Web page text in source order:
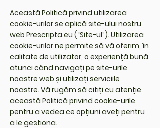
Această Politică privind utilizarea
cookie-urilor se aplică site-ului nostru
web Prescripta.eu (“Site-ul”). Utilizarea
cookie-urilor ne permite să vă oferim, în
calitate de utilizator, o experiență bună
atunci când navigați pe site-urile
noastre web și utilizați serviciile
noastre. Vă rugăm să citiți cu atenție
această Politică privind cookie-urile
pentru a vedea ce opțiuni aveți pentru
a le gestiona.